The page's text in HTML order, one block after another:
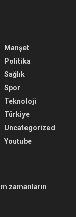
Manşet
Politika
Sağlık
Spor
Teknoloji
Türkiye
Uncategorized
Youtube
zamanların